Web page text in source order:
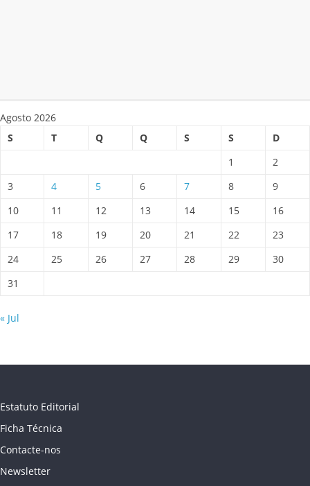
Agosto 2026
S
T Q Q S S
D
1
2
3
4 5 6 7 8
9
10
11 12 13 14 15
16
17
18 19 20 21 22
23
24
25 26 27 28 29
30
31
« Jul
Estatuto Editorial
Ficha Técnica
Contacte-nos
Newsletter